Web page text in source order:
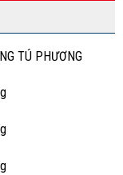
TÚ PHƯƠNG